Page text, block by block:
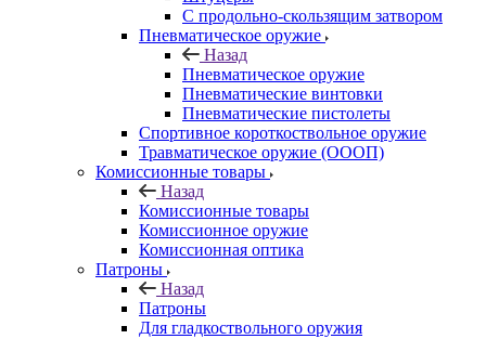
С продольно-скользящим затвором
Пневматическое оружие
Назад
Пневматическое оружие
Пневматические винтовки
Пневматические пистолеты
Спортивное короткоствольное оружие
Травматическое оружие (ОООП)
Комиссионные товары
Назад
Комиссионные товары
Комиссионное оружие
Комиссионная оптика
Патроны
Назад
Патроны
Для гладкоствольного оружия